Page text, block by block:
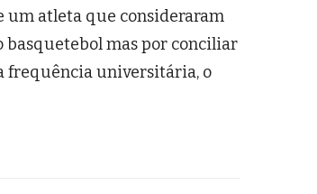
um atleta que consideraram
basquetebol mas por conciliar
frequência universitária, o